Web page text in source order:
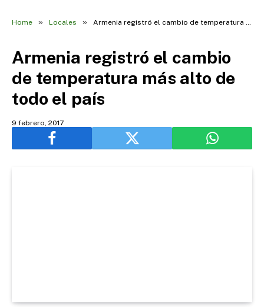
Home » Locales » Armenia registró el cambio de temperatura más alto de todo el país
Armenia registró el cambio
de temperatura más alto de
todo el país
9 febrero, 2017